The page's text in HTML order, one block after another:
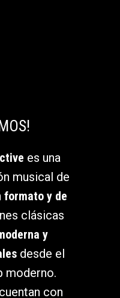
es una
musical de
formato y de
clásicas
y
desde el
moderno.
con